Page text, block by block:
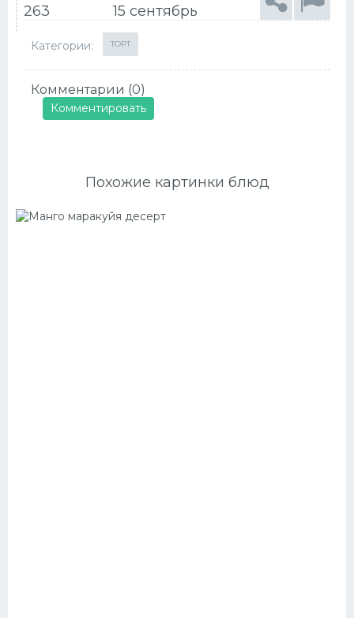
263 15 сентябрь
Категории: ТОРТ
Комментарии (0)
Комментировать
Похожие картинки блюд